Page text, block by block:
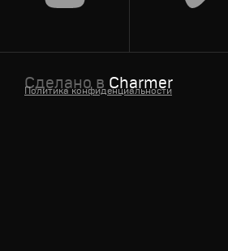
Сделано в Charmer
Политика конфиденциальности